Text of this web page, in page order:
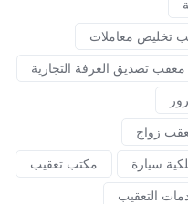
تخليص معاملات
معقب تصديق الغرفة التجارية
زواج
سيارة
مكتب تعقيب
التعقيب